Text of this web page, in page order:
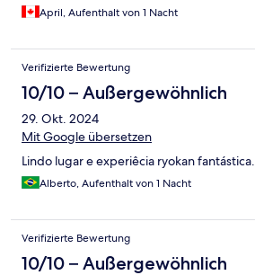
April, Aufenthalt von 1 Nacht
Verifizierte Bewertung
10/10 – Außergewöhnlich
29. Okt. 2024
Mit Google übersetzen
Lindo lugar e experiêcia ryokan fantástica.
Alberto, Aufenthalt von 1 Nacht
Verifizierte Bewertung
10/10 – Außergewöhnlich